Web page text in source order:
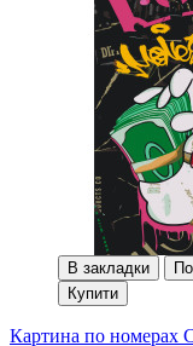
В закладки
Купити
Картина по номерах